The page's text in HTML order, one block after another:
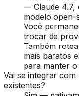
— Claude 4.7,
modelo open-
Você
trocar de
Também
mais baratos
para manter
Vai se integrar
existentes?